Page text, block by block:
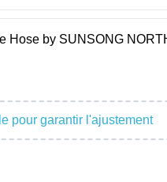
Hose by SUNSONG
pour garantir l'ajustement